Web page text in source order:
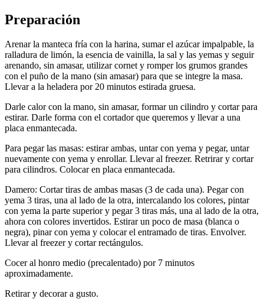
Preparación
Arenar la manteca fría con la harina, sumar el azúcar impalpable, la
ralladura de limón, la esencia de vainilla, la sal y las yemas y seguir
arenando, sin amasar, utilizar cornet y romper los grumos grandes
con el puño de la mano (sin amasar) para que se integre la masa.
Llevar a la heladera por 20 minutos estirada gruesa.
Darle calor con la mano, sin amasar, formar un cilindro y cortar para
estirar. Darle forma con el cortador que queremos y llevar a una
placa enmantecada.
Para pegar las masas: estirar ambas, untar con yema y pegar, untar
nuevamente con yema y enrollar. Llevar al freezer. Retrirar y cortar
para cilindros. Colocar en placa enmantecada.
Damero: Cortar tiras de ambas masas (3 de cada una). Pegar con
yema 3 tiras, una al lado de la otra, intercalando los colores, pintar
con yema la parte superior y pegar 3 tiras más, una al lado de la otra,
ahora con colores invertidos. Estirar un poco de masa (blanca o
negra), pinar con yema y colocar el entramado de tiras. Envolver.
Llevar al freezer y cortar rectángulos.
Cocer al honro medio (precalentado) por 7 minutos
aproximadamente.
Retirar y decorar a gusto.